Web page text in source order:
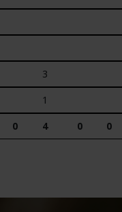
3
1
0 4 0 0